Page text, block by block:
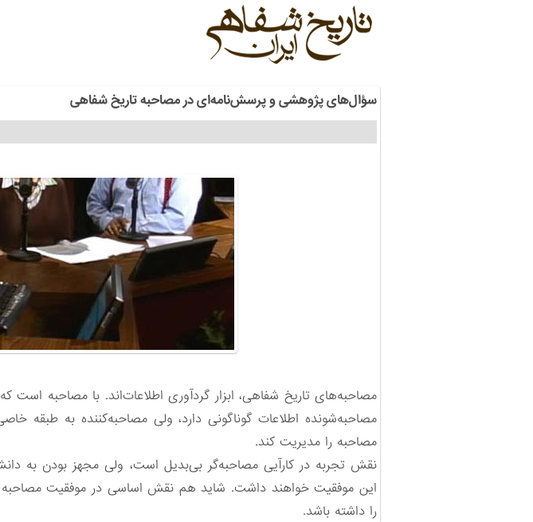
سؤال‌های پژوهشی و پرسش‌نامه‌ای در مصاحبه تاریخ شفاهی
مصاحبه‌های تاریخ شفاهی، ابزار گردآوری اطلاعات‌اند. با مصاحبه است
مصاحبه‌شونده اطلاعات گوناگونی دارد، ولی مصاحبه‌کننده به طبقه خاصی
مصاحبه را مدیریت کند.
نقش تجربه در کارآیی مصاحبه‌گر بی‌بدیل است، ولی مجهز بودن به
این موفقیت خواهند داشت. شاید هم نقش اساسی در موفقیت مصاحبه
را داشته باشد.